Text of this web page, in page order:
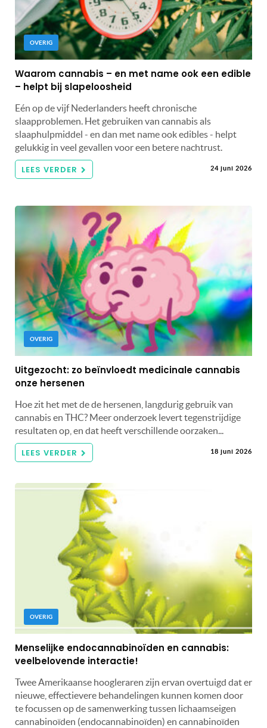
OVERIG
Waarom cannabis – en met name ook een edible
– helpt bij slapeloosheid
Eén op de vijf Nederlanders heeft chronische
slaapproblemen. Het gebruiken van cannabis als
slaaphulpmiddel - en dan met name ook edibles - helpt
gelukkig in veel gevallen voor een betere nachtrust.
LEES VERDER 24 juni 2026
OVERIG
Uitgezocht: zo beïnvloedt medicinale cannabis
onze hersenen
Hoe zit het met de de hersenen, langdurig gebruik van
cannabis en THC? Meer onderzoek levert tegenstrijdige
resultaten op, en dat heeft verschillende oorzaken...
LEES VERDER 18 juni 2026
OVERIG
Menselijke endocannabinoïden en cannabis:
veelbelovende interactie!
Twee Amerikaanse hoogleraren zijn ervan overtuigd dat er
nieuwe, effectievere behandelingen kunnen komen door
te focussen op de samenwerking tussen lichaamseigen
cannabinoïden (endocannabinoïden) en cannabinoïden